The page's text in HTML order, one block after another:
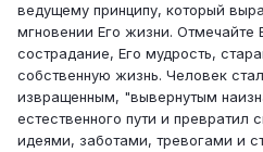
ведущему принципу, который
мгновении Его жизни. Отмечайте
сострадание, Его мудрость,
собственную жизнь. Человек
извращенным, "вывернутым
естественного пути и превратил
идеями, заботами, тревогами и